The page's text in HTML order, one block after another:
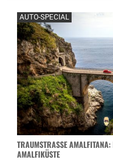
AUTO-SPECIAL
TRAUMSTRASSE AMALFITANA:
MALFIKÜSTE